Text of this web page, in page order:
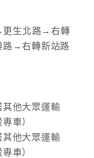
生北路→右轉
路→右轉新站路
其他大眾運輸
車）
其他大眾運輸
車）